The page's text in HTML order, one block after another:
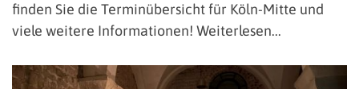
finden Sie die Terminübersicht für Köln-Mitte und
viele weitere Informationen! Weiterlesen...